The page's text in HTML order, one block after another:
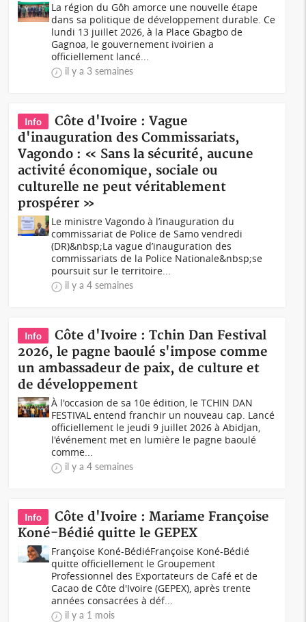
La région du Gôh amorce une nouvelle étape
dans sa politique de développement durable. Ce
lundi 13 juillet 2026, à la Place Gbagbo de
Gagnoa, le gouvernement ivoirien a
officiellement lancé...
il y a 3 semaines
Info
Côte d'Ivoire : Vague
d'inauguration des Commissariats,
Vagondo : « Sans la sécurité, aucune
activité économique, sociale ou
culturelle ne peut véritablement
prospérer »
Le ministre Vagondo à l’inauguration du
commissariat de Police de Samo vendredi
(DR)&nbsp;La vague d’inauguration des
commissariats de la Police Nationale&nbsp;se
poursuit sur le territoire...
il y a 4 semaines
Info
Côte d'Ivoire : Tchin Dan Festival
2026, le pagne baoulé s'impose comme
un ambassadeur de paix, de culture et
de développement
À l'occasion de sa 10e édition, le TCHIN DAN
FESTIVAL entend franchir un nouveau cap. Lancé
officiellement le jeudi 9 juillet 2026 à Abidjan,
l'événement met en lumière le pagne baoulé
comme...
il y a 4 semaines
Info
Côte d'Ivoire : Mariame Françoise
Koné-Bédié quitte le GEPEX
Françoise Koné-BédiéFrançoise Koné-Bédié
quitte officiellement le Groupement
Professionnel des Exportateurs de Café et de
Cacao de Côte d'Ivoire (GEPEX), après trente
années consacrées à déf...
il y a 1 mois